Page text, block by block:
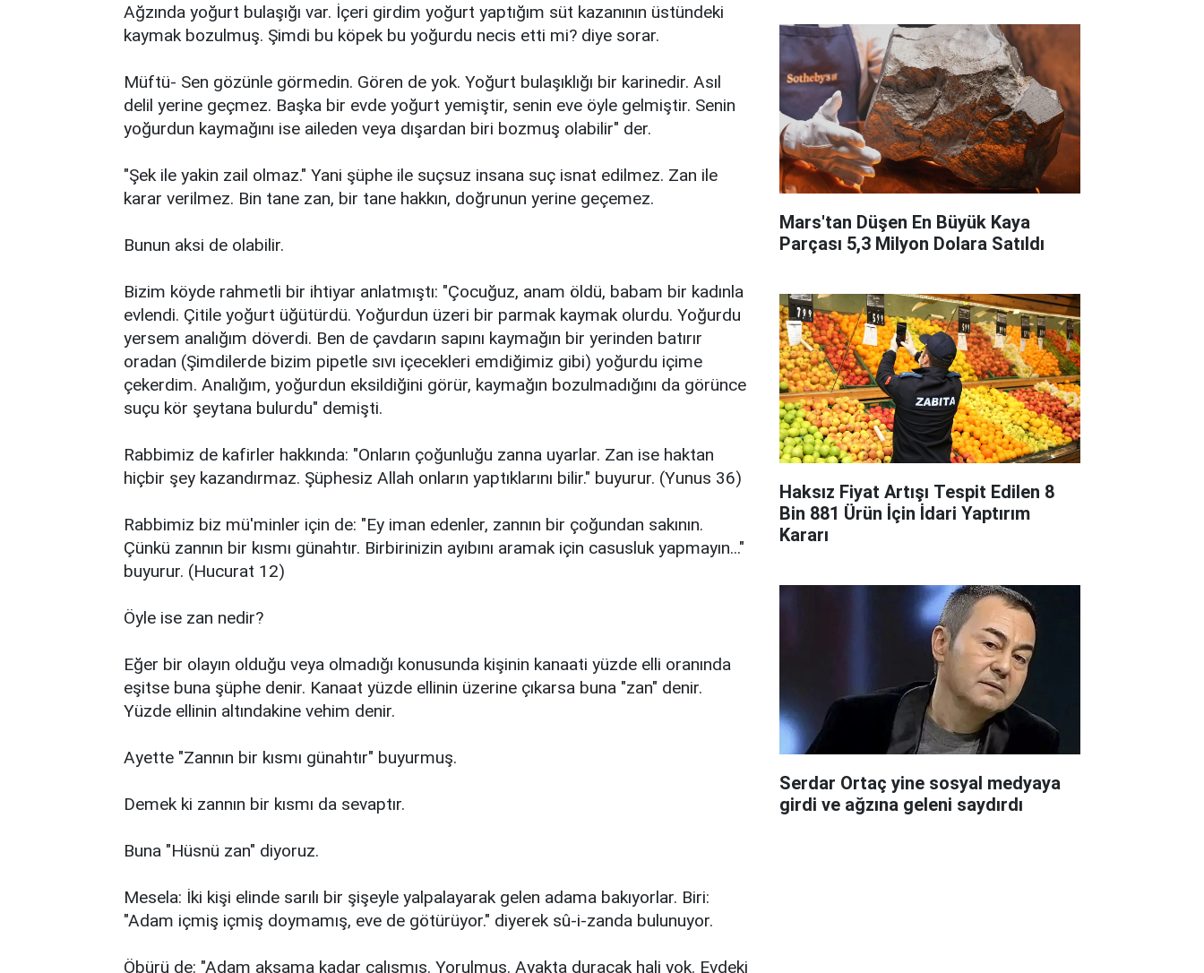
Ağzında yoğurt bulaşığı var. İçeri girdim yoğurt yaptığım süt kazanının üstündeki
kaymak bozulmuş. Şimdi bu köpek bu yoğurdu necis etti mi? diye sorar.
Müftü- Sen gözünle görmedin. Gören de yok. Yoğurt bulaşıklığı bir karinedir. Asıl
delil yerine geçmez. Başka bir evde yoğurt yemiştir, senin eve öyle gelmiştir. Senin
yoğurdun kaymağını ise aileden veya dışardan biri bozmuş olabilir" der.
"Şek ile yakin zail olmaz." Yani şüphe ile suçsuz insana suç isnat edilmez. Zan ile
karar verilmez. Bin tane zan, bir tane hakkın, doğrunun yerine geçemez.
Bunun aksi de olabilir.
Bizim köyde rahmetli bir ihtiyar anlatmıştı: "Çocuğuz, anam öldü, babam bir kadınla
evlendi. Çitile yoğurt üğütürdü. Yoğurdun üzeri bir parmak kaymak olurdu. Yoğurdu
yersem analığım döverdi. Ben de çavdarın sapını kaymağın bir yerinden batırır
oradan (Şimdilerde bizim pipetle sıvı içecekleri emdiğimiz gibi) yoğurdu içime
çekerdim. Analığım, yoğurdun eksildiğini görür, kaymağın bozulmadığını da görünce
suçu kör şeytana bulurdu" demişti.
Rabbimiz de kafirler hakkında: "Onların çoğunluğu zanna uyarlar. Zan ise haktan
hiçbir şey kazandırmaz. Şüphesiz Allah onların yaptıklarını bilir." buyurur. (Yunus 36)
Rabbimiz biz mü'minler için de: "Ey iman edenler, zannın bir çoğundan sakının.
Çünkü zannın bir kısmı günahtır. Birbirinizin ayıbını aramak için casusluk yapmayın..."
buyurur. (Hucurat 12)
Öyle ise zan nedir?
Eğer bir olayın olduğu veya olmadığı konusunda kişinin kanaati yüzde elli oranında
eşitse buna şüphe denir. Kanaat yüzde ellinin üzerine çıkarsa buna "zan" denir.
Yüzde ellinin altındakine vehim denir.
Ayette "Zannın bir kısmı günahtır" buyurmuş.
Demek ki zannın bir kısmı da sevaptır.
Buna "Hüsnü zan" diyoruz.
Mesela: İki kişi elinde sarılı bir şişeyle yalpalayarak gelen adama bakıyorlar. Biri:
"Adam içmiş içmiş doymamış, eve de götürüyor." diyerek sû-i-zanda bulunuyor.
Öbürü de: "Adam akşama kadar çalışmış. Yorulmuş. Ayakta duracak hali yok. Evdeki
Mars'tan Düşen En Büyük Kaya
Parçası 5,3 Milyon Dolara Satıldı
Haksız Fiyat Artışı Tespit Edilen 8
Bin 881 Ürün İçin İdari Yaptırım
Kararı
Serdar Ortaç yine sosyal medyaya
girdi ve ağzına geleni saydırdı